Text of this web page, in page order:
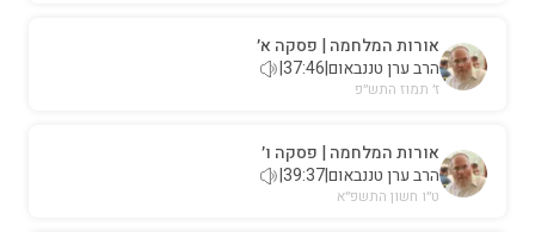
אורות המלחמה | פסקה א׳
הרב ערן טננבאום|
37:46
|
ז׳ תמוז התש״פ
אורות המלחמה | פסקה ו׳
הרב ערן טננבאום|
39:37
|
ט״ו חשון התשפ״א